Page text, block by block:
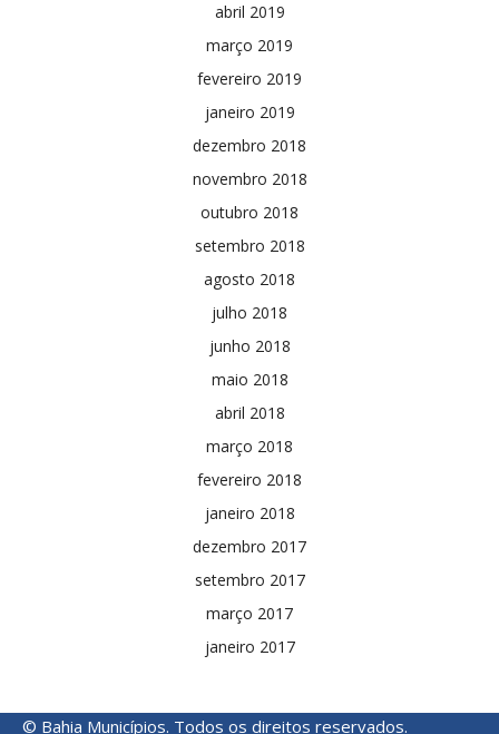
abril 2019
março 2019
fevereiro 2019
janeiro 2019
dezembro 2018
novembro 2018
outubro 2018
setembro 2018
agosto 2018
julho 2018
junho 2018
maio 2018
abril 2018
março 2018
fevereiro 2018
janeiro 2018
dezembro 2017
setembro 2017
março 2017
janeiro 2017
© Bahia Municípios. Todos os direitos reservados.